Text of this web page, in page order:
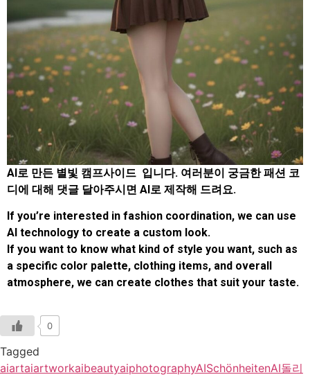
AI로 만든 별빛 캠프사이드 입니다. 여러분이 궁금한 패션 코
디에 대해 댓글 달아주시면 AI로 제작해 드려요.
If you’re interested in fashion coordination, we can use
AI technology to create a custom look.
If you want to know what kind of style you want, such as
a specific color palette, clothing items, and overall
atmosphere, we can create clothes that suit your taste.
0
Tagged
aiartaiartworkaibeautyaiphotographyAISchönheitenAI돌리